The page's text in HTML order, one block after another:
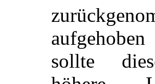
sollte